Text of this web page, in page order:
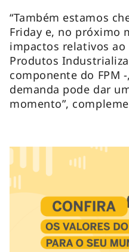
“Também estamos
Friday e, no próximo
impactos relativos
Produtos
componente do FPM
demanda pode dar
momento”,